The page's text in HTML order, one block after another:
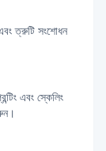
ত্রুটি সংশোধন
এবং স্কেলিং